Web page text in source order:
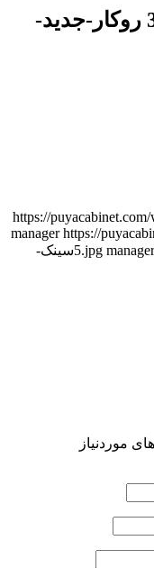
سینک-ظرفشویی-استیل-364 روکار-جدید-
https://
manager https://
5.jpg manager
سینک-
موردنیاز